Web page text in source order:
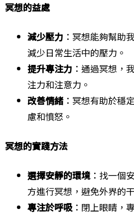
冥想的益處
減少壓力 ：冥想能夠幫助
減少日常生活中的壓力。
提升專注力 ：通過冥想，
注力和注意力。
改善情緒：冥想有助於穩
慮和憤怒。
冥想的實踐方法
選擇安靜的環境：找一個
方進行冥想，避免外界的
專注於呼吸：閉上眼睛，